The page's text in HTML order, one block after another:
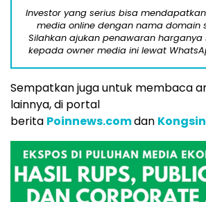
Investor yang serius bisa mendapatkan
media online dengan nama domain
Silahkan ajukan penawaran
kepada owner media ini lewat
Sempatkan juga untuk membaca
lainnya, di portal
berita Poinnews.comdan